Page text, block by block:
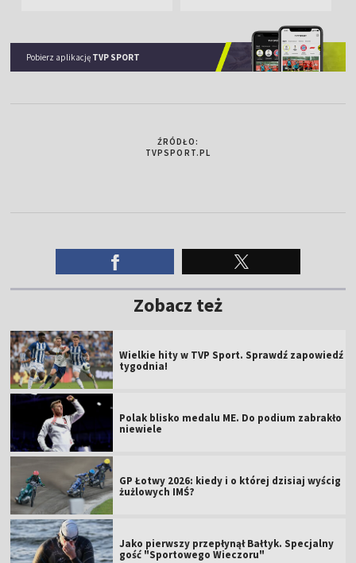
Pobierz aplikację TVP SPORT
ŹRÓDŁO:
TVPSPORT.PL
Zobacz też
Wielkie hity w TVP Sport. Sprawdź zapowiedź
tygodnia!
Polak blisko medalu ME. Do podium zabrakło
niewiele
GP Łotwy 2026: kiedy i o której dzisiaj wyścig
żużlowych IMŚ?
Jako pierwszy przepłynął Bałtyk. Specjalny
gość "Sportowego Wieczoru"